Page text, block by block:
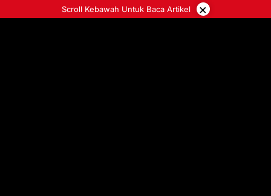
ke
Scroll Kebawah Untuk Baca Artikel ×